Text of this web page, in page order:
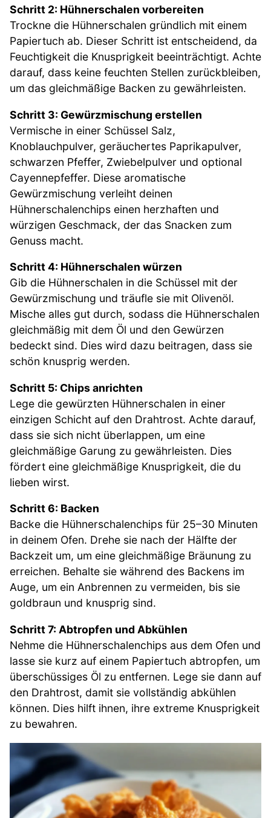
Schritt 2: Hühnerschalen vorbereiten
Trockne die Hühnerschalen gründlich mit einem
Papiertuch ab. Dieser Schritt ist entscheidend, da
Feuchtigkeit die Knusprigkeit beeinträchtigt. Achte
darauf, dass keine feuchten Stellen zurückbleiben,
um das gleichmäßige Backen zu gewährleisten.
Schritt 3: Gewürzmischung erstellen
Vermische in einer Schüssel Salz,
Knoblauchpulver, geräuchertes Paprikapulver,
schwarzen Pfeffer, Zwiebelpulver und optional
Cayennepfeffer. Diese aromatische
Gewürzmischung verleiht deinen
Hühnerschalenchips einen herzhaften und
würzigen Geschmack, der das Snacken zum
Genuss macht.
Schritt 4: Hühnerschalen würzen
Gib die Hühnerschalen in die Schüssel mit der
Gewürzmischung und träufle sie mit Olivenöl.
Mische alles gut durch, sodass die Hühnerschalen
gleichmäßig mit dem Öl und den Gewürzen
bedeckt sind. Dies wird dazu beitragen, dass sie
schön knusprig werden.
Schritt 5: Chips anrichten
Lege die gewürzten Hühnerschalen in einer
einzigen Schicht auf den Drahtrost. Achte darauf,
dass sie sich nicht überlappen, um eine
gleichmäßige Garung zu gewährleisten. Dies
fördert eine gleichmäßige Knusprigkeit, die du
lieben wirst.
Schritt 6: Backen
Backe die Hühnerschalenchips für 25–30 Minuten
in deinem Ofen. Drehe sie nach der Hälfte der
Backzeit um, um eine gleichmäßige Bräunung zu
erreichen. Behalte sie während des Backens im
Auge, um ein Anbrennen zu vermeiden, bis sie
goldbraun und knusprig sind.
Schritt 7: Abtropfen und Abkühlen
Nehme die Hühnerschalenchips aus dem Ofen und
lasse sie kurz auf einem Papiertuch abtropfen, um
überschüssiges Öl zu entfernen. Lege sie dann auf
den Drahtrost, damit sie vollständig abkühlen
können. Dies hilft ihnen, ihre extreme Knusprigkeit
zu bewahren.